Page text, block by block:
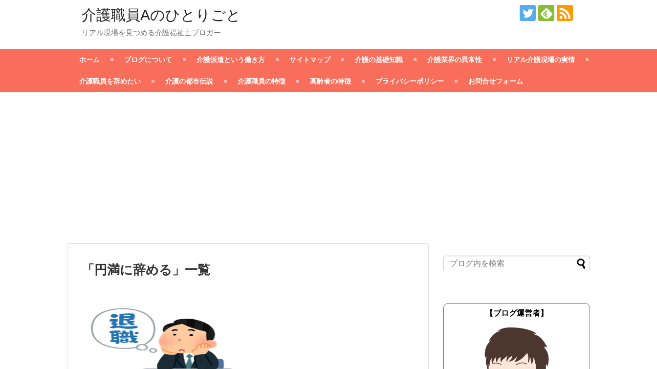
介護職員Aのひとりごと
リアル現場を見つめる介護福祉士ブロガー
ホーム ブログについて 介護派遣という働き方 サイトマップ 介護の基礎知識 介護業界の異常性 リアル介護現場の実情
介護職員を辞めたい 介護の都市伝説 介護職員の特徴 高齢者の特徴 プライバシーポリシー お問合せフォーム
「 円満に辞める 」 一覧
【ブログ運営者】